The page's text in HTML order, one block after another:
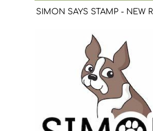
SIMON SAYS STAMP - NEW